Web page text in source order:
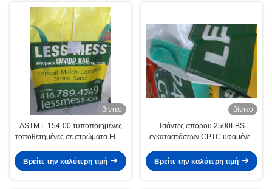
βίντεο
ASTM Γ 154-00 τυποποιημένες
τοποθετημένες σε στρώματα FIBC
Βρείτε την καλύτερη τιμή
βίντεο
Τσάντες σπόρου 2500LBS
εγκαταστάσεων CPTC υφαμένες
BOPP μη
Βρείτε την καλύτερη τιμή